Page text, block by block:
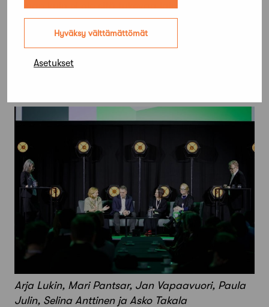
Hyväksy välttämättömät
Asetukset
kauan kuin ei ole sitä tukevaa lainsäädäntöä.
”Kunnilla ei ole mahdollisuuksia asettaa
pakotteita. Kiinteistökehittäjät ja rakennuttajat
odottavat meiltä palvelua.”
Arja Lukin, Mari Pantsar, Jan Vapaavuori, Paula
Julin, Selina Anttinen ja Asko Takala